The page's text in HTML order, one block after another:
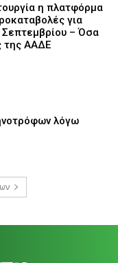
η πλατφόρμα
για
Σεπτεμβρίου – Όσα
της ΑΑΔΕ
λόγω